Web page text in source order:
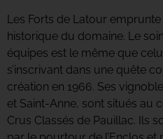
Les Forts de Latour
historique du domaine. Le
équipes est le même que
s’inscrivant dans une quête
création en 1966. Ses
et Saint-Anne, sont situés au
Crus Classés de Pauillac. Ils